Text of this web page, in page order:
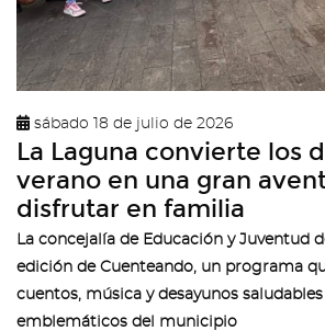
sábado 18 de julio de 2026
La Laguna convierte los
verano en una gran
disfrutar en familia
La concejalía de Educación y Juventud
edición de Cuenteando, un programa
cuentos, música y desayunos
emblemáticos del municipio